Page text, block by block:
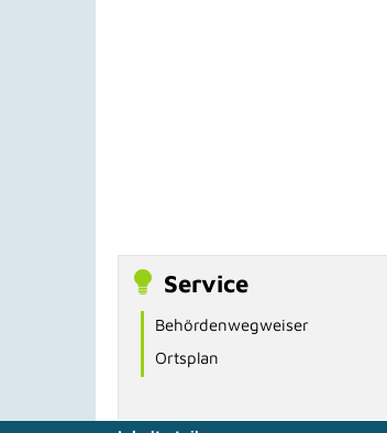
Service
Behördenwegweiser
Ortsplan